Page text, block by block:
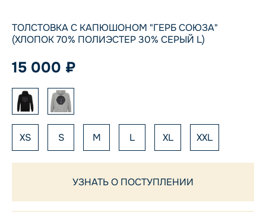
ТОЛСТОВКА С КАПЮШОНОМ "ГЕРБ СОЮЗА"
(ХЛОПОК 70% ПОЛИЭСТЕР 30% СЕРЫЙ L)
15 000 ₽
XS S M L XL XXL
УЗНАТЬ О ПОСТУПЛЕНИИ